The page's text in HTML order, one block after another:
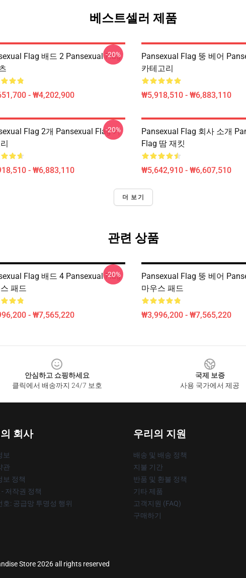
베스트셀러 제품
Flag 배드 2 Pansexual Flag
- ₩4,202,900
-20%
Pansexual Flag 뚱 베어
카테고리
₩5,918,510 - ₩6,883,110
Flag 2개 Pansexual Flag 카
- ₩6,883,110
-20%
Pansexual Flag 회사 소개
Flag 땀 재킷
₩5,642,910 - ₩6,607,510
더 보기
관련 상품
Flag 배드 4 Pansexual Flag
패드
- ₩7,565,220
-20%
Pansexual Flag 뚱 베어
마우스 패드
₩3,996,200 - ₩7,565,220
안심하고 쇼핑하세요
클릭에서 배송까지 24/7 보호
국제 보증
사용 국가에서 제공
회사
보
관
보 정책
- 저작권 정책
호: 공급망 투명성 행위
우리의 지원
배송 및 배송 정책
지불 기간
반품 및 환불 정책
기타 제품
고객지원 (FAQ)
구매하기
Store 2026 all rights reserved